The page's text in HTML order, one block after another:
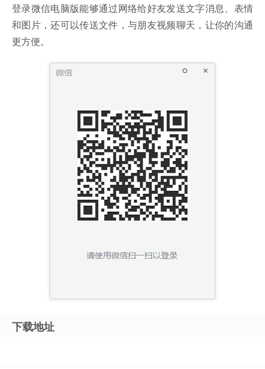
登录微信电脑版能够通过网络给好友发送文字消息、表情
和图片，还可以传送文件，与朋友视频聊天，让你的沟通
更方便。
下载地址